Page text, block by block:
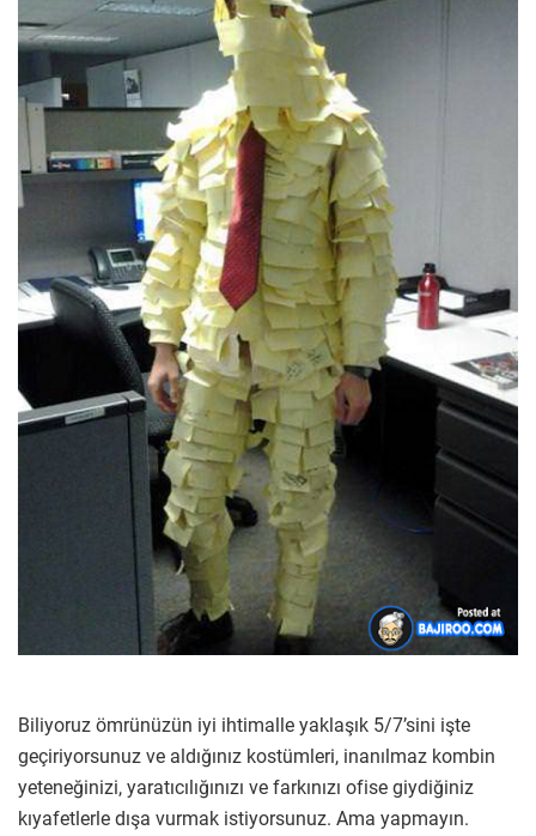
Biliyoruz ömrünüzün iyi ihtimalle yaklaşık 5/7’sini işte
geçiriyorsunuz ve aldığınız kostümleri, inanılmaz kombin
yeteneğinizi, yaratıcılığınızı ve farkınızı ofise giydiğiniz
kıyafetlerle dışa vurmak istiyorsunuz. Ama yapmayın.